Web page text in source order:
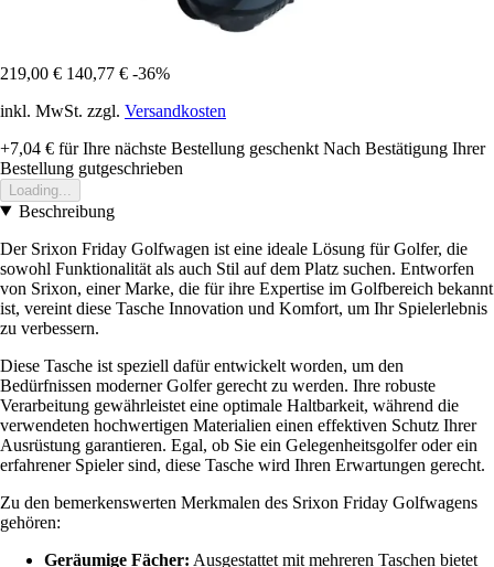
219,00 € 140,77 € -36%
inkl. MwSt. zzgl. Versandkosten
+7,04 € für Ihre nächste Bestellung geschenkt Nach Bestätigung Ihrer
Bestellung gutgeschrieben
Loading...
Beschreibung
Der Srixon Friday Golfwagen ist eine ideale Lösung für Golfer, die
sowohl Funktionalität als auch Stil auf dem Platz suchen. Entworfen
von Srixon, einer Marke, die für ihre Expertise im Golfbereich bekannt
ist, vereint diese Tasche Innovation und Komfort, um Ihr Spielerlebnis
zu verbessern.
Diese Tasche ist speziell dafür entwickelt worden, um den
Bedürfnissen moderner Golfer gerecht zu werden. Ihre robuste
Verarbeitung gewährleistet eine optimale Haltbarkeit, während die
verwendeten hochwertigen Materialien einen effektiven Schutz Ihrer
Ausrüstung garantieren. Egal, ob Sie ein Gelegenheitsgolfer oder ein
erfahrener Spieler sind, diese Tasche wird Ihren Erwartungen gerecht.
Zu den bemerkenswerten Merkmalen des Srixon Friday Golfwagens
gehören:
Geräumige Fächer: Ausgestattet mit mehreren Taschen bietet